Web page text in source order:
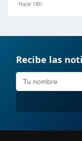
Hace 18h
Recibe las